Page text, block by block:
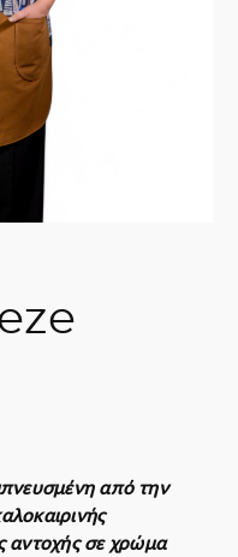
από την
σε χρώμα